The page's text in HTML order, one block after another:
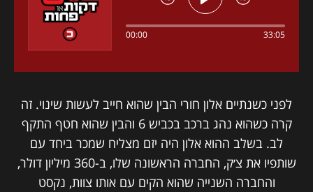
33:05
00:00
לפני כשנתיים אלון חורי הבין שהוא חייב לעשות שינוי. זה
קרה כשהוא נהג ברכב בכביש 6 והבין שהוא חטף התקף
לב. בשלב ההוא אלון היה יזם מצליח שמכר ביחד עם
שותפיו את צ׳ק, החברה הראשונה שלו, ב-360 מיליון דולר,
והחברה השנייה שהוא הקים עם אותו צוות, נקסט